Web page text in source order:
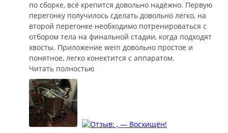
по сборке, всё крепится довольно надёжно. Первую
перегонку получилось сделать довольно легко, на
второй перегонке необходимо потренироваться с
отбором тела на финальной стадии, когда подходят
хвосты. Приложение wein довольно простое и
понятное, легко конектится с аппаратом.
Читать полностью